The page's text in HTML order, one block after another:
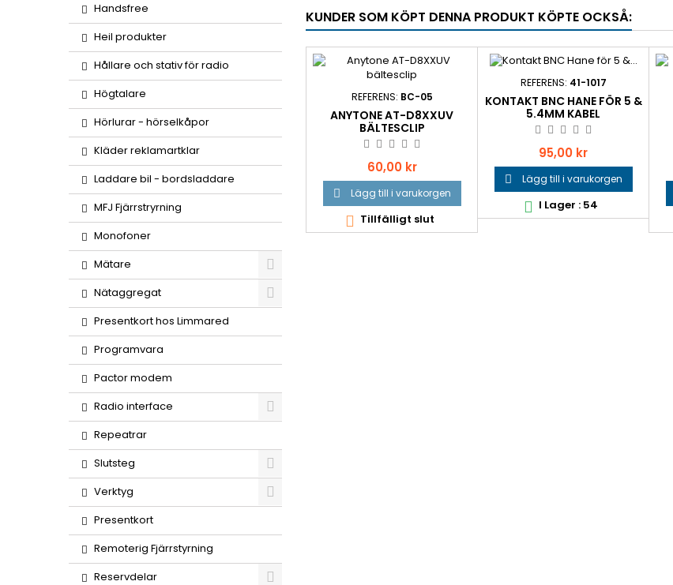
Handsfree
Heil produkter
Hållare och stativ för radio
Högtalare
Hörlurar - hörselkåpor
Kläder reklamartklar
Laddare bil - bordsladdare
MFJ Fjärrstryrning
Monofoner
Mätare
Nätaggregat
Presentkort hos Limmared
Programvara
Pactor modem
Radio interface
Repeatrar
Slutsteg
Verktyg
Presentkort
Remoterig Fjärrstyrning
Reservdelar
KUNDER SOM KÖPT DENNA PRODUKT KÖPTE OCKSÅ:
REFERENS: BC-05
ANYTONE AT-D8XXUV
BÄLTESCLIP
Pris
60,00 kr
 Lägg till i varukorgen
 Tillfälligt slut
REFERENS: 41-1017
KONTAKT BNC HANE FÖR 5 &
5.4MM KABEL
Pris
95,00 kr
 Lägg till i varukorgen
 I Lager : 54